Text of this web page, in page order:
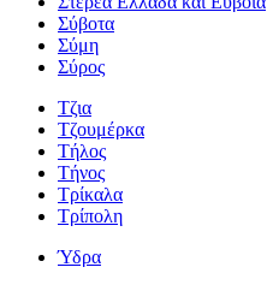
Σύβοτα
Σύμη
Σύρος
Τζια
Τζουμέρκα
Τήλος
Τήνος
Τρίκαλα
Τρίπολη
Ύδρα